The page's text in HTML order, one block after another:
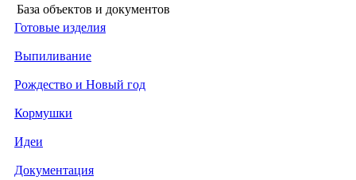
База объектов и документов
Готовые изделия
Выпиливание
Рождество и Новый год
Кормушки
Идеи
Документация